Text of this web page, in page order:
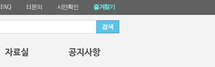
FAQ 1:1문의 시안확인 즐겨찾기